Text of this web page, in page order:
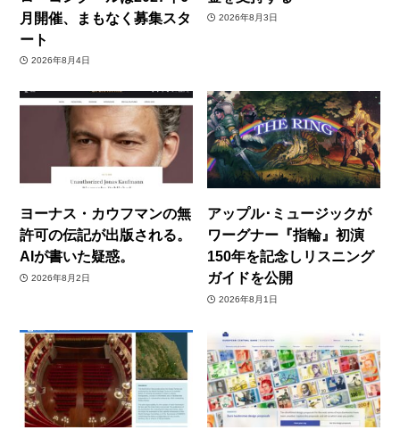
月開催、まもなく募集スタ
ート
2026年8月4日
2026年8月3日
ヨーナス・カウフマンの無
許可の伝記が出版される。
AIが書いた疑惑。
2026年8月2日
アップル･ミュージックが
ワーグナー『指輪』初演
150年を記念しリスニング
ガイドを公開
2026年8月1日